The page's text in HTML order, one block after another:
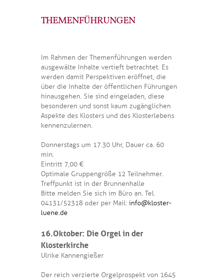
THEMENFÜHRUNGEN
Im Rahmen der Themenführungen werden
ausgewälte Inhalte vertieft betrachtet. Es
werden damit Perspektiven eröffnet, die
über die Inhalte der öffentlichen Führungen
hinausgehen. Sie sind eingeladen, diese
besonderen und sonst kaum zugänglichen
Aspekte des Klosters und des Klosterlebens
kennenzulernen.
Donnerstags um 17.30 Uhr, Dauer ca. 60
min.
Eintritt 7,00 €
Optimale Gruppengröße 12 Teilnehmer.
Treffpunkt ist in der Brunnenhalle
Bitte melden Sie sich im Büro an. Tel.
04131/52318 oder per Mail: info@kloster-
luene.de
16.Oktober: Die Orgel in der
Klosterkirche
Ulrike Kannengießer
Der reich verzierte Orgelprospekt von 1645